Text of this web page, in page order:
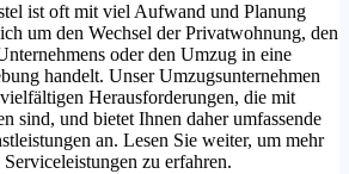
ist oft mit viel Aufwand und Planung
um den Wechsel der Privatwohnung, den
oder den Umzug in eine
handelt. Unser Umzugsunternehmen
Herausforderungen, die mit
sind, und bietet Ihnen daher umfassende
an. Lesen Sie weiter, um mehr
zu erfahren.